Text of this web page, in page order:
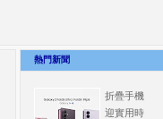
熱門新聞
折疊手機
迎實用時